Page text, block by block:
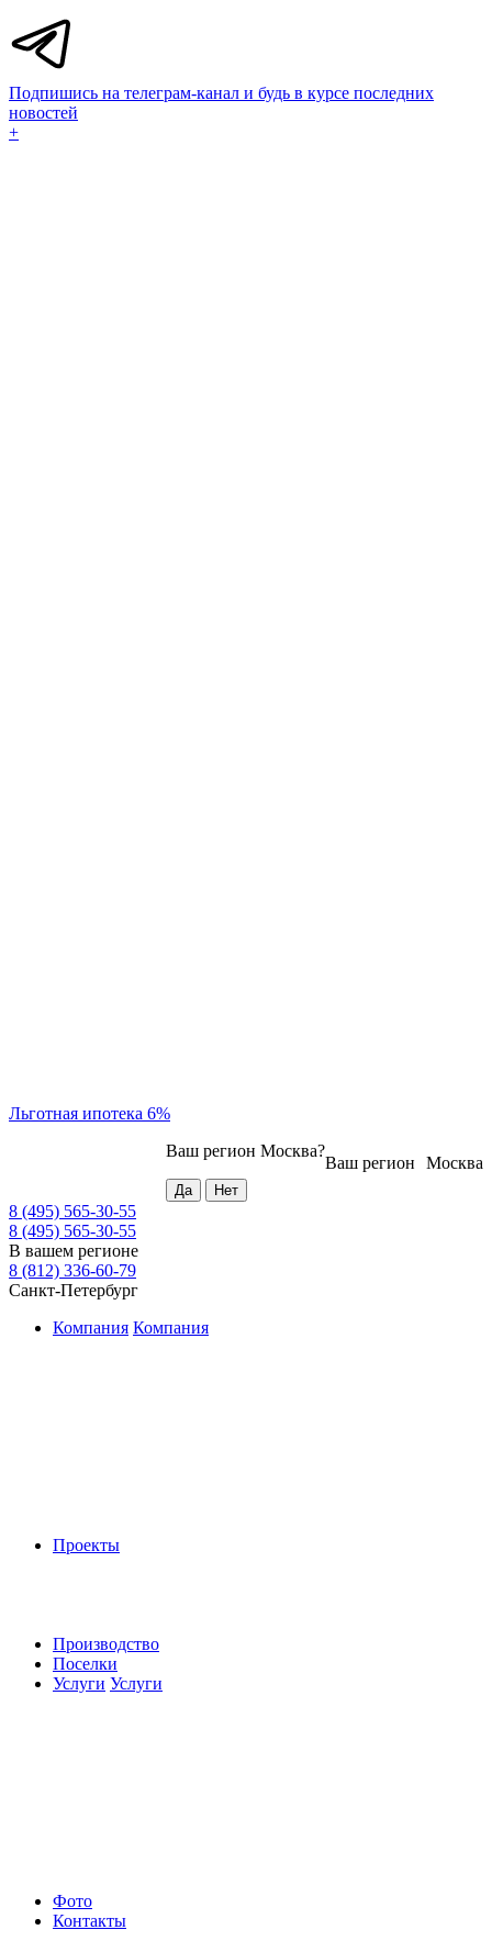
Подпишись на телеграм-канал и будь в курсе последних
новостей
+
Льготная ипотека 6%
Москва
Ваш регион
Ваш регион Москва?
8 (495) 565-30-55
8 (495) 565-30-55
В вашем регионе
8 (812) 336-60-79
Санкт-Петербург
Компания Компания
Проекты
Производство
Поселки
Услуги Услуги
Фото
Контакты